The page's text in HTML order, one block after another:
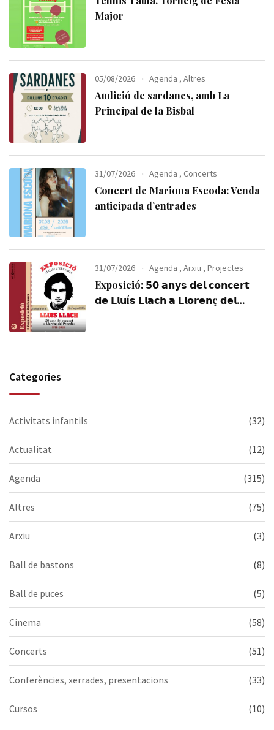
Major
05/08/2026 Agenda ,Altres
Audició de sardanes, amb La
Principal de la Bisbal
31/07/2026 Agenda , Concerts
Concert de Mariona Escoda: Venda
anticipada d’entrades
31/07/2026 Agenda ,Arxiu ,Projectes
Exposició: 𝟱𝟬 𝗮𝗻𝘆𝘀 𝗱𝗲𝗹 𝗰𝗼𝗻𝗰𝗲𝗿𝘁
𝗱𝗲 𝗟𝗹𝘂í𝘀 𝗟𝗹𝗮𝗰𝗵 𝗮 𝗟𝗹𝗼𝗿𝗲𝗻ç 𝗱𝗲𝗹
Categories
Activitats infantils (32)
Actualitat (12)
Agenda (315)
Altres (75)
Arxiu (3)
Ball de bastons (8)
Ball de puces (5)
Cinema (58)
Concerts (51)
Conferències, xerrades, presentacions (33)
Cursos (10)